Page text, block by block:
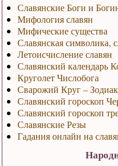
Славянские Боги и
Мифология славян
Мифические существа
Славянская символика,
Летоисчисление славян
Славянский календарь
Круголет Числобога
Сварожий Круг –
Славянский гороскоп
Славянский гороскоп
Славянские Резы
Гадания онлайн на